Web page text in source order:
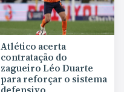
Atlético acerta
contratação do
zagueiro Léo Duarte
para reforçar o sistema